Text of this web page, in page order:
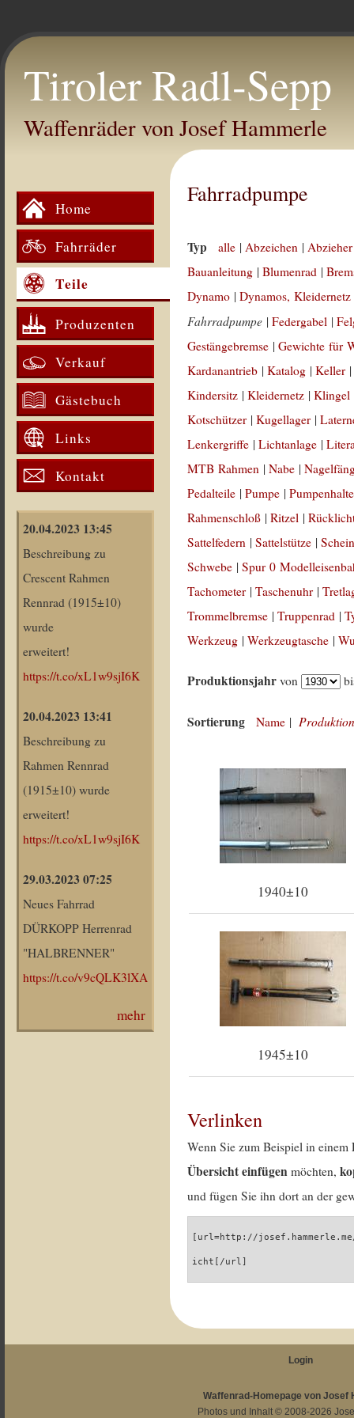
Tiroler Radl-Sepp
Waffenräder von Josef Hammerle
Home
Fahrräder
Teile
Produzenten
Verkauf
Gästebuch
Links
Kontakt
20.04.2023 13:45
Beschreibung zu
Crescent Rahmen
Rennrad (1915±10)
wurde
erweitert!
https://t.co/xL1w9sjI6K
20.04.2023 13:41
Beschreibung zu
Rahmen Rennrad
(1915±10) wurde
erweitert!
https://t.co/xL1w9sjI6K
29.03.2023 07:25
Neues Fahrrad
DÜRKOPP Herrenrad
"HALBRENNER"
https://t.co/v9cQLK3lXA
mehr
Fahrradpumpe
Typ alle |Abzeichen |
Bauanleitung |Blumenrad |
Dynamo |Dynamos, Kleidernetz
Fahrradpumpe |Federgabel |
Gestängebremse |Gewichte für
Kardanantrieb |Katalog |Keller
Kindersitz |Kleidernetz |Klingel
Kotschützer |Kugellager |
Lenkergriffe |Lichtanlage |
MTB Rahmen |Nabe |
Pedalteile |Pumpe |
Rahmenschloß |Ritzel |
Sattelfedern |Sattelstütze |
Schwebe |Spur 0
Tachometer |Taschenuhr |
Trommelbremse |Truppenrad |
Werkzeug |Werkzeugtasche |
Produktionsjahr von
Sortierung Name |
1940±10
1945±10
Verlinken
Wenn Sie zum Beispiel in
Übersicht einfügen möchten,
und fügen Sie ihn dort an der
[url=http://
icht[/url]
Login
Waffenrad-Homepage von Josef
Photos und Inhalt © 2008-2026